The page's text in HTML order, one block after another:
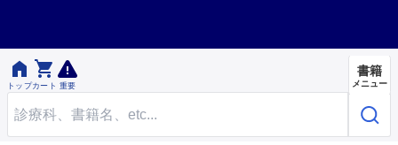

トップ

カート 重要
書籍
メニュー